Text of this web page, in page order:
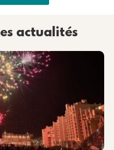
actualités